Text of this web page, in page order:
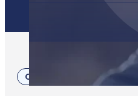
Qui nous servons